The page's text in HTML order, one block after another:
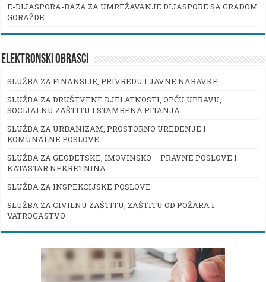
E-DIJASPORA-BAZA ZA UMREŽAVANJE DIJASPORE SA GRADOM
GORAŽDE
ELEKTRONSKI OBRASCI
SLUŽBA ZA FINANSIJE, PRIVREDU I JAVNE NABAVKE
SLUŽBA ZA DRUŠTVENE DJELATNOSTI, OPĆU UPRAVU,
SOCIJALNU ZAŠTITU I STAMBENA PITANJA
SLUŽBA ZA URBANIZAM, PROSTORNO UREĐENJE I
KOMUNALNE POSLOVE
SLUŽBA ZA GEODETSKE, IMOVINSKO – PRAVNE POSLOVE I
KATASTAR NEKRETNINA
SLUŽBA ZA INSPEKCIJSKE POSLOVE
SLUŽBA ZA CIVILNU ZAŠTITU, ZAŠTITU OD POŽARA I
VATROGASTVO